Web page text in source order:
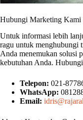
Hubungi Marketing Kami
Untuk informasi lebih
ragu untuk menghubungi
Anda menemukan solusi
kebutuhan Anda.
Telepon: 021-
WhatsApp:
Email: